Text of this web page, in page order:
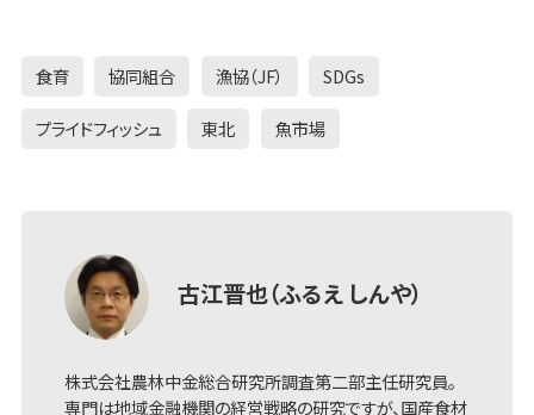
食育 協同組合 漁協（JF） SDGs
プライドフィッシュ 東北 魚市場
古江晋也（ふるえ しんや）
株式会社農林中金総合研究所調査第二部主任研究員。
専門は地域金融機関の経営戦略の研究ですが、国産食材